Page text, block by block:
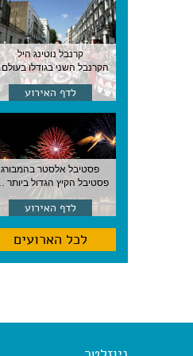
קרנבל נוטינג היל
הקרנבל השני בגודלו בעולם, עם מוזיקה, תהלוכות ותחפושות. לונדון
לדף האירוע
פסטיבל אלסטר בהמבורג
פסטיבל הקיץ הגדול ביותר בהמבורג, סוף אוגוסט, גרמניה
לדף האירוע
לכל הארועים